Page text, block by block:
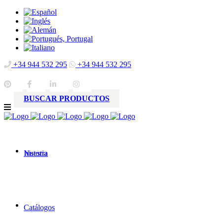
+34 944 532 295 +34 944 532 295
BUSCAR PRODUCTOS
Nuestra
historia
Catálogos